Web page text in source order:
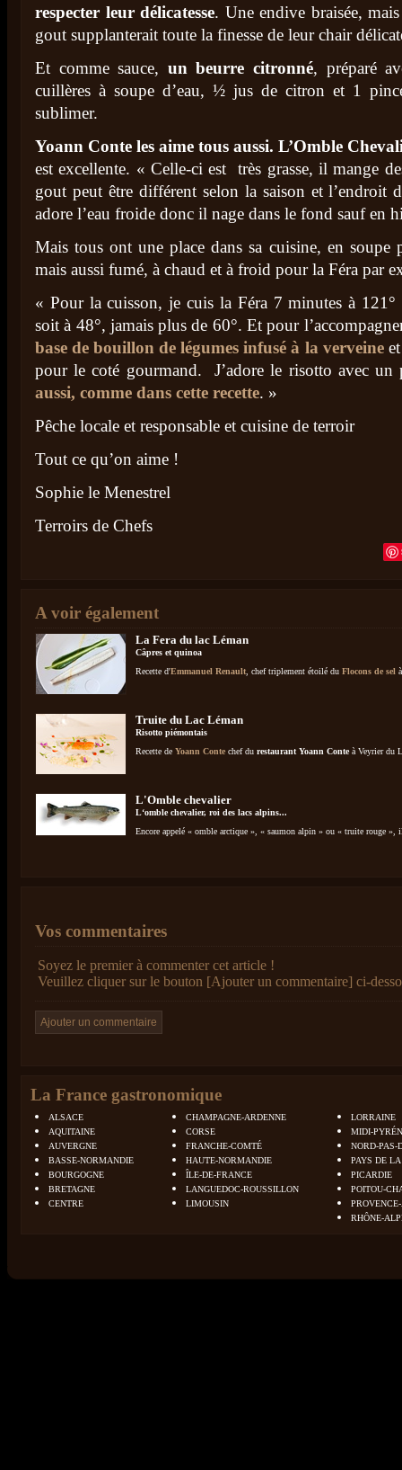
respecter leur délicatesse. Une endive braisée,
gout supplanterait toute la finesse de leur chair
Et comme sauce, un beurre citronné, préparé
cuillères à soupe d’eau, ½ jus de citron et 1
sublimer.
Yoann Conte les aime tous aussi. L’Omble
est excellente. « Celle-ci est très grasse, il mange
gout peut être différent selon la saison et l’endroit
adore l’eau froide donc il nage dans le fond sauf en
Mais tous ont une place dans sa cuisine, en soupe
mais aussi fumé, à chaud et à froid pour la Féra par
« Pour la cuisson, je cuis la Féra 7 minutes à
soit à 48°, jamais plus de 60°. Et pour
base de bouillon de légumes infusé à la verveineet
pour le coté gourmand. J’adore le risotto avec un
aussi, comme dans cette recette. »
Pêche locale et responsable et cuisine de terroir
Tout ce qu’on aime !
Sophie le Menestrel
Terroirs de Chefs
A voir également
La Fera du lac Léman
Câpres et quinoa
Recette d'Emmanuel Renault , chef triplement étoilé du Flocons de sel
Truite du Lac Léman
Risotto piémontais
Recette de Yoann Conte chef du restaurant Yoann Conteà Veyrier du
L'Omble chevalier
L‘omble chevalier, roi des lacs alpins...
Encore appelé « omble arctique », « saumon alpin » ou « truite rouge »,
Vos commentaires
Soyez le premier à commenter cet article !
Veuillez cliquer sur le bouton [Ajouter un commentaire] ci-
La France gastronomique
ALSACE
AQUITAINE
AUVERGNE
BASSE-NORMANDIE
BOURGOGNE
BRETAGNE
CENTRE
CHAMPAGNE-ARDENNE
CORSE
FRANCHE-COMTÉ
HAUTE-NORMANDIE
ÎLE-DE-FRANCE
LANGUEDOC-ROUSSILLON
LIMOUSIN
LORRAINE
MIDI-
NORD-PAS-
PAYS DE
PICARDIE
POITOU-
RHÔNE-